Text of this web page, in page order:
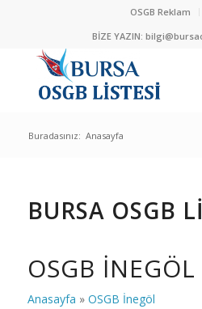
OSGB Reklam
BİZE YAZIN:
Buradasınız: Anasayfa
BURSA OSGB
OSGB İNEGÖL
Anasayfa » OSGB İnegöl